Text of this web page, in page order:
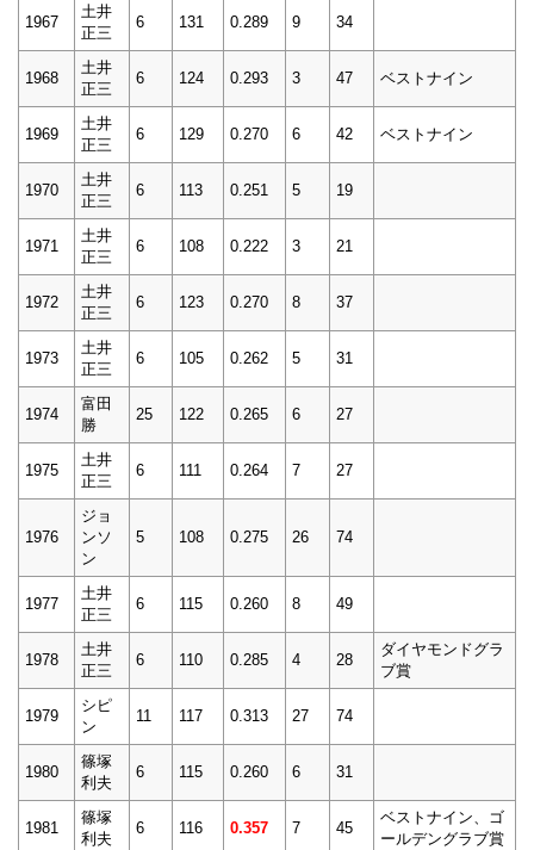
1967
土井
正三
6 131 0.289 9 34
1968
土井
正三
6 124 0.293 3 47 ベストナイン
1969
土井
正三
6 129 0.270 6 42 ベストナイン
1970
土井
正三
6 113 0.251 5 19
1971
土井
正三
6 108 0.222 3 21
1972
土井
正三
6 123 0.270 8 37
1973
土井
正三
6 105 0.262 5 31
1974
富田
勝
25 122 0.265 6 27
1975
土井
正三
6 111 0.264 7 27
1976
ジョ
ンソ
ン
5 108 0.275 26 74
1977
土井
正三
6 115 0.260 8 49
1978
土井
正三
6 110 0.285 4 28
ダイヤモンドグラ
ブ賞
1979
シピ
ン
11 117 0.313 27 74
1980
篠塚
利夫
6 115 0.260 6 31
1981
篠塚
利夫
6 116 0.357 7 45
ベストナイン、ゴ
ールデングラブ賞